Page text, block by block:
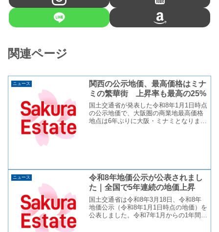
関連ページ
ニュース
関西の公示地価、最高価格はミナ
ミの繁華街 上昇率も最高の25%
国土交通省が発表した令和8年1月1日時点
の公示地価で、大阪圏の商業地最高価格
地点は6年ぶりに大阪・ミナミとなりまし
ニュース
令和8年地価公示が公表されまし
た｜全国で5年連続の地価上昇
国土交通省は令和8年3月18日、令和8年
地価公示（令和8年1月1日時点の地価）を
公表しました。令和7年1月からの1年間の